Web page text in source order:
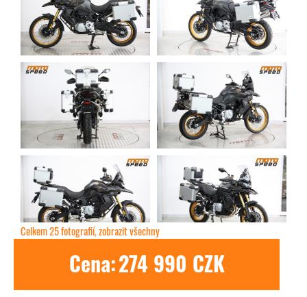
Celkem 25 fotografií, zobrazit všechny
Cena:274 990 CZK